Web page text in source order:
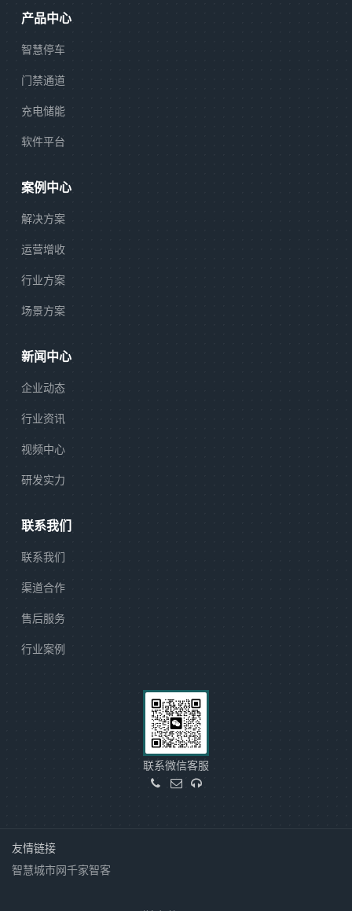
产品中心
智慧停车
门禁通道
充电储能
软件平台
案例中心
解决方案
运营增收
行业方案
场景方案
新闻中心
企业动态
行业资讯
视频中心
研发实力
联系我们
联系我们
渠道合作
售后服务
行业案例
联系微信客服
友情链接
智慧城市网千家智客